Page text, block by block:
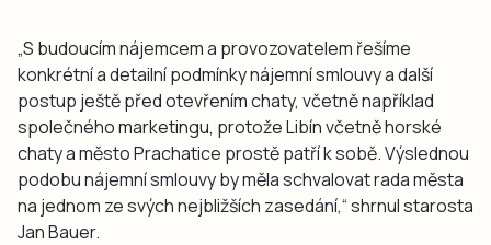
„S budoucím nájemcem a provozovatelem řešíme
konkrétní a detailní podmínky nájemní smlouvy a další
postup ještě před otevřením chaty, včetně například
společného marketingu, protože Libín včetně horské
chaty a město Prachatice prostě patří k sobě. Výslednou
podobu nájemní smlouvy by měla schvalovat rada města
na jednom ze svých nejbližších zasedání,“ shrnul starosta
Jan Bauer.